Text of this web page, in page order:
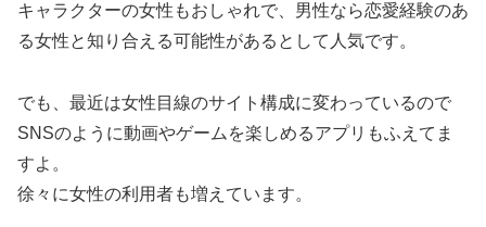
キャラクターの女性もおしゃれで、男性なら恋愛経験のあ
る女性と知り合える可能性があるとして人気です。
でも、最近は女性目線のサイト構成に変わっているので
SNSのように動画やゲームを楽しめるアプリもふえてま
すよ。
徐々に女性の利用者も増えています。